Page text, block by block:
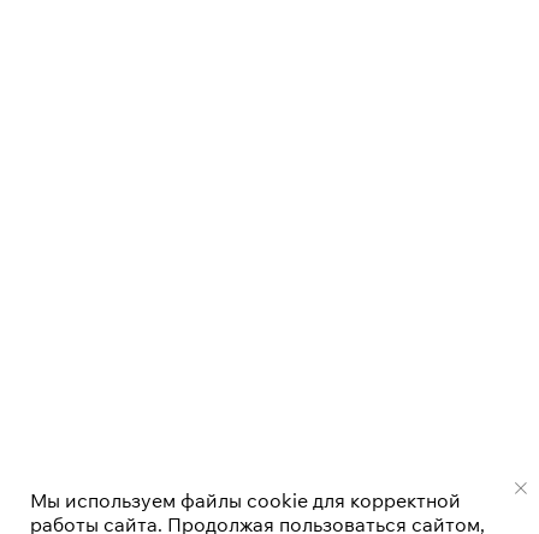
Мы используем файлы cookie для корректной
работы сайта. Продолжая пользоваться сайтом,